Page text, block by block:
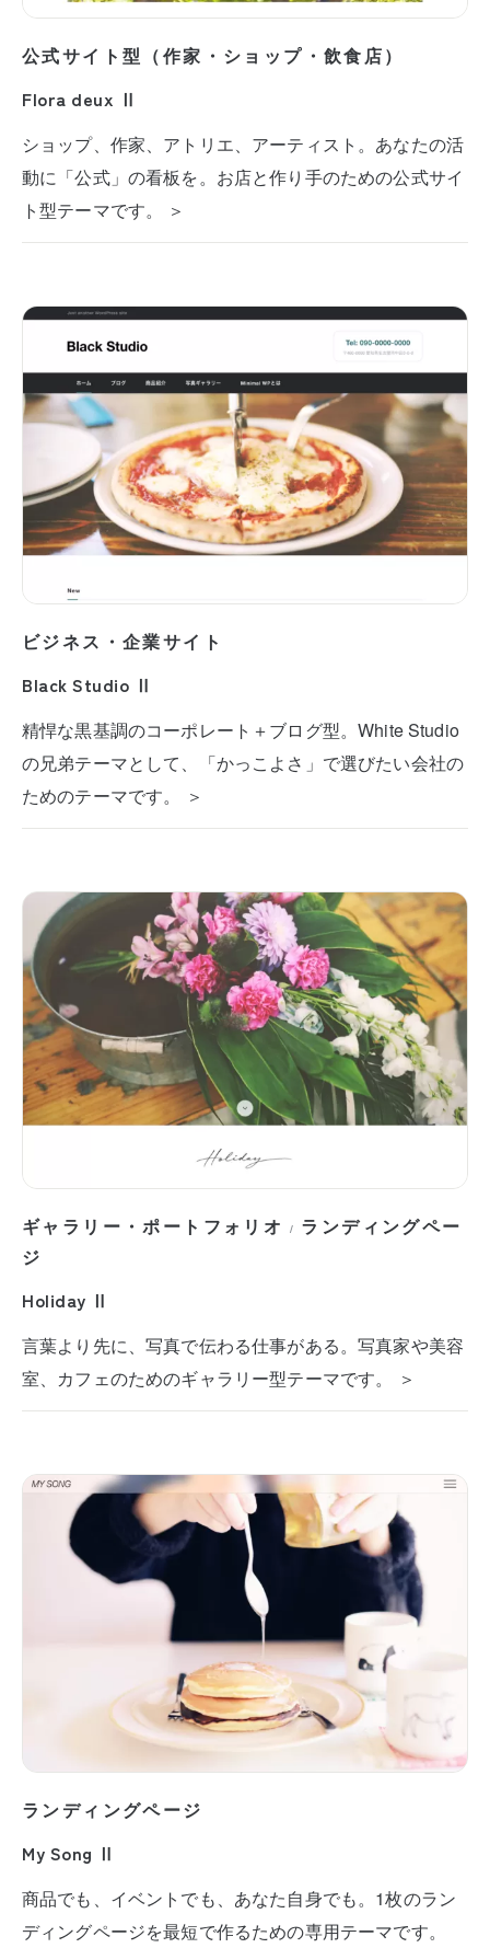
公式サイト型（作家・ショップ・飲食店）
Flora deux Ⅱ
ショップ、作家、アトリエ、アーティスト。あなたの活
動に「公式」の看板を。お店と作り手のための公式サイ
ト型テーマです。 ＞
ビジネス・企業サイト
Black Studio Ⅱ
精悍な黒基調のコーポレート＋ブログ型。White Studio
の兄弟テーマとして、「かっこよさ」で選びたい会社の
ためのテーマです。 ＞
ギャラリー・ポートフォリオ / ランディングペー
ジ
Holiday Ⅱ
言葉より先に、写真で伝わる仕事がある。写真家や美容
室、カフェのためのギャラリー型テーマです。 ＞
ランディングページ
My Song Ⅱ
商品でも、イベントでも、あなた自身でも。1枚のラン
ディングページを最短で作るための専用テーマです。